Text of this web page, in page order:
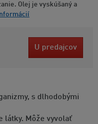
Olej je vyskúšaný a
U predajcov
s dlhodobými
látky. Môže vyvolať